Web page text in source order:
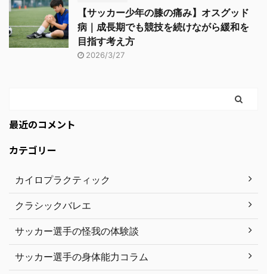
【サッカー少年の膝の痛み】オスグッド
病｜成長期でも競技を続けながら緩和を
目指す考え方
2026/3/27
最近のコメント
カテゴリー
カイロプラクティック
クラシックバレエ
サッカー選手の怪我の体験談
サッカー選手の身体能力コラム